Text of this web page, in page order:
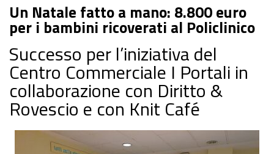
Un Natale fatto a mano: 8.800 euro
per i bambini ricoverati al Policlinico
Successo per l’iniziativa del
Centro Commerciale I Portali in
collaborazione con Diritto &
Rovescio e con Knit Café